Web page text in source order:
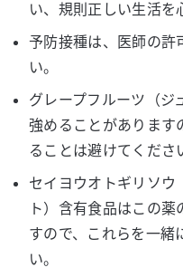
い、規則正しい生活を
予防接種は、医師の許
い。
グレープフルーツ（ジ
強めることがあります
ることは避けてくださ
セイヨウオトギリソウ
ト）含有食品はこの
すので、これらを一緒
い。